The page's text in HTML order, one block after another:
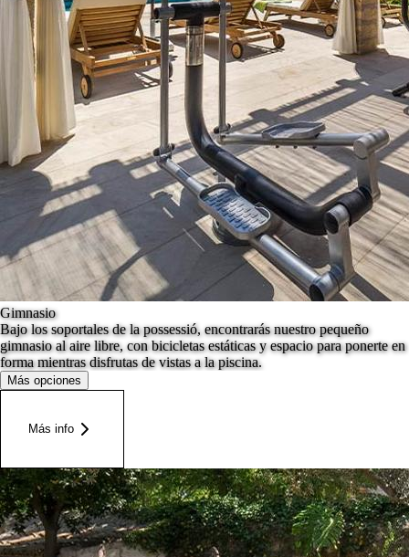
Gimnasio
Bajo los soportales de la possessió, encontrarás nuestro pequeño
gimnasio al aire libre, con bicicletas estáticas y espacio para ponerte en
forma mientras disfrutas de vistas a la piscina.
Más opciones
Más info